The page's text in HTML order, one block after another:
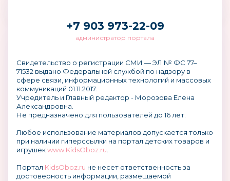
+7 903 973-22-09
администратор портала
Свидетельство о регистрации СМИ — ЭЛ № ФС 77–
71532 выдано Федеральной службой по надзору в
сфере связи, информационных технологий и массовых
коммуникаций 01.11.2017.
Учредитель и Главный редактор - Морозова Елена
Александровна.
Не предназначено для пользователей до 16 лет.
Любое использование материалов допускается только
при наличии гиперссылки на портал детских товаров и
игрушекwww.KidsOboz.ru
Портал KidsOboz.ru не несет ответственность за
достоверность информации, размещаемой